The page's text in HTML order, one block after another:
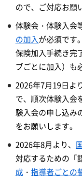
ので、ご対応お願
体験会・体験入会
の加入が必須です
保険加入手続き完
ブごとに加入）も
2026年7月19日よ
で、順次体験入会
験入会の申し込み
をお願いします。
2026年8月より、
対応するための「
成 ・ 指導者ごとの